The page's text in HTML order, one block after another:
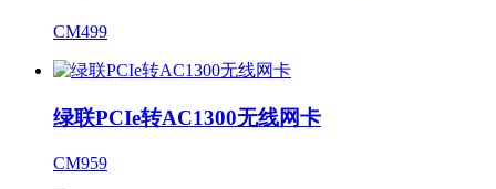
CM499
绿联PCIe转AC1300无线网卡
CM959